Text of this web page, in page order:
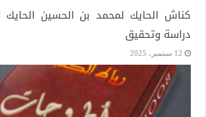
كناش الحايك لمحمد بن الحسين الحايك
دراسة وتحقيق
12 سبتمبر، 2025